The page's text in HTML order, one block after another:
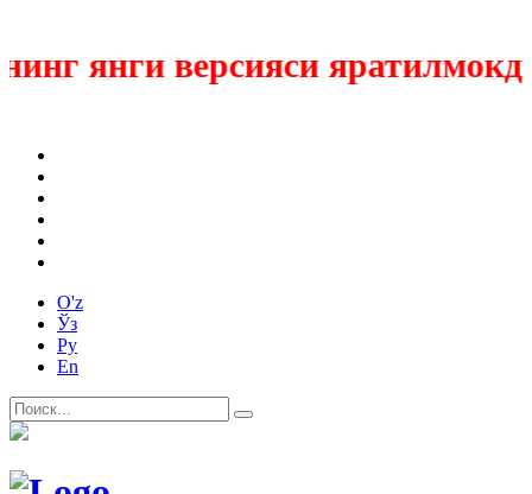
янги версияси яратилмокда
O'z
Ўз
Ру
En